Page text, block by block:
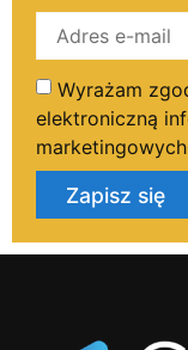
Wyrażam
elektroniczną
Zapisz się